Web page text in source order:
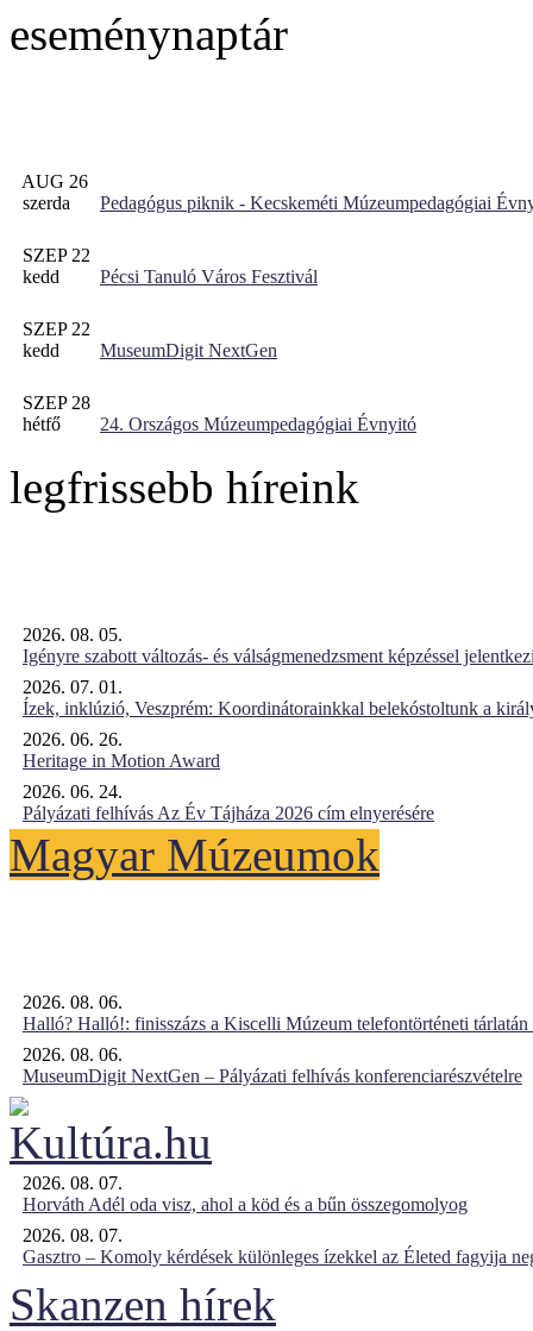
eseménynaptár
AUG 26
szerda
Pedagógus piknik - Kecskeméti Múzeumpedagógiai
SZEP 22
kedd
Pécsi Tanuló Város Fesztivál
SZEP 22
kedd
MuseumDigit NextGen
SZEP 28
hétfő
24. Országos Múzeumpedagógiai Évnyitó
legfrissebb híreink
2026. 08. 05.
Igényre szabott változás- és válságmenedzsment képzéssel
2026. 07. 01.
Ízek, inklúzió, Veszprém: Koordinátorainkkal belekóstoltunk a
2026. 06. 26.
Heritage in Motion Award
2026. 06. 24.
Pályázati felhívás Az Év Tájháza 2026 cím elnyerésére
Magyar Múzeumok
2026. 08. 06.
Halló? Halló!: finisszázs a Kiscelli Múzeum telefontörténeti tárlatán
2026. 08. 06.
MuseumDigit NextGen – Pályázati felhívás konferenciarészvételre
2026. 08. 07.
Horváth Adél oda visz, ahol a köd és a bűn összegomolyog
2026. 08. 07.
Gasztro – Komoly kérdések különleges ízekkel az Életed fagyija
Skanzen hírek